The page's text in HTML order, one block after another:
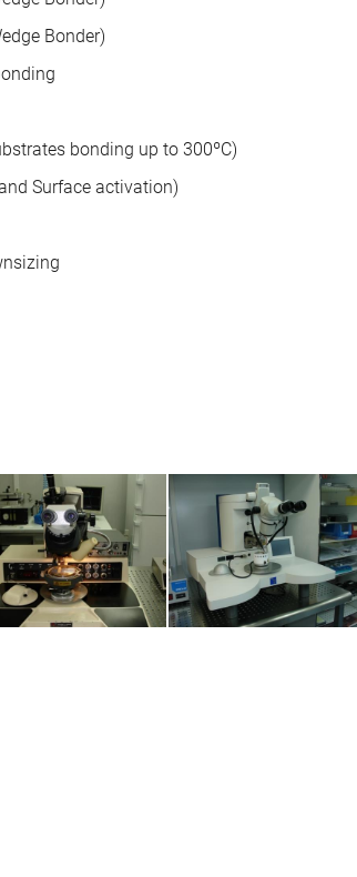
Bonder)
bonding up to 300ºC)
Surface activation)